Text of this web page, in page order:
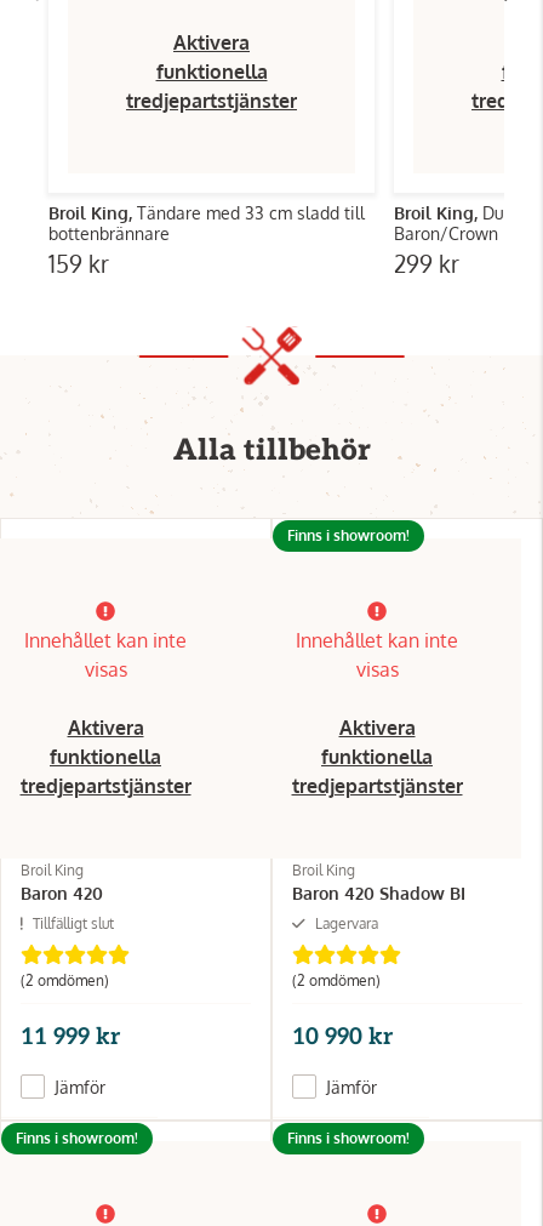
Aktivera
funktionella
tredjepartstjänster
Broil King, Tändare med 33 cm sladd till
bottenbrännare
159 kr
Broil King, Dual-
Baron/Crown
299 kr
Alla tillbehör
Innehållet kan inte
visas
Aktivera
funktionella
tredjepartstjänster
Broil King
Baron 420
Tillfälligt slut
(2 omdömen)
11 999 kr
Jämför
Innehållet kan inte
visas
Aktivera
funktionella
tredjepartstjänster
Broil King
Baron 420 Shadow BI
Lagervara
(2 omdömen)
Finns i showroom!
10 990 kr
Jämför
Finns i showroom! Finns i showroom!